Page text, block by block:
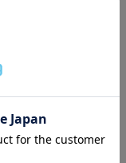
ンズウェア スカート